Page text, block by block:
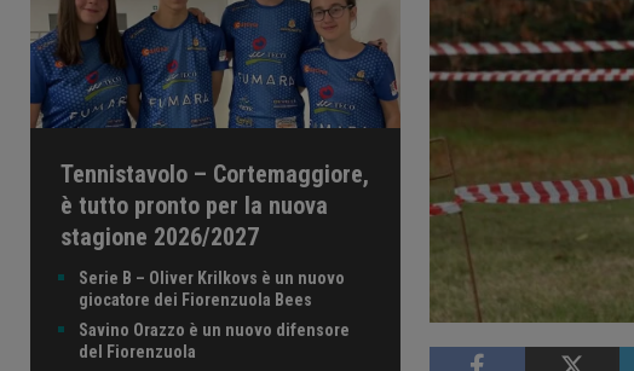
Tennistavolo – Cortemaggiore,
è tutto pronto per la nuova
stagione 2026/2027
Serie B – Oliver Krilkovs è un nuovo
giocatore dei Fiorenzuola Bees
Savino Orazzo è un nuovo difensore
del Fiorenzuola